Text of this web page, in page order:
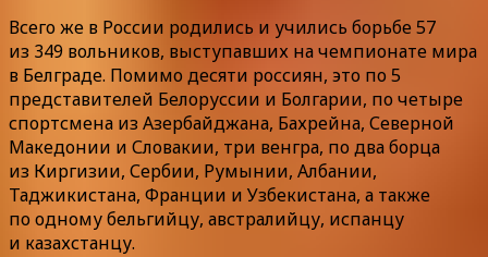
Всего же в России родились и учились борьбе 57
из 349 вольников, выступавших на чемпионате мира
в Белграде. Помимо десяти россиян, это по 5
представителей Белоруссии и Болгарии, по четыре
спортсмена из Азербайджана, Бахрейна, Северной
Македонии и Словакии, три венгра, по два борца
из Киргизии, Сербии, Румынии, Албании,
Таджикистана, Франции и Узбекистана, а также
по одному бельгийцу, австралийцу, испанцу
и казахстанцу.